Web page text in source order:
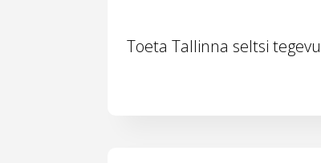
Toeta Tallinna seltsi